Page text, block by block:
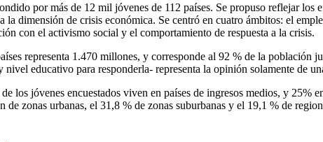
por más de 12 mil jóvenes de 112 países. Se propuso reflejar
la dimensión de crisis económica. Se centró en cuatro ámbitos: el
con el activismo social y el comportamiento de respuesta a la crisis.
representa 1.470 millones, y corresponde al 92 % de la
educativo para responderla- representa la opinión solamente de
los jóvenes encuestados viven en países de ingresos medios, y
de zonas urbanas, el 31,8 % de zonas suburbanas y el 19,1 % de